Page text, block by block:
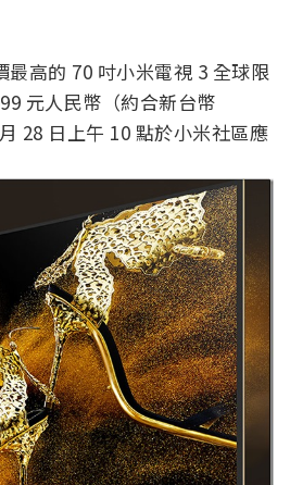
最高的 70 吋小米電視 3 全球限
元人民幣（約合新台幣
28 日上午 10 點於小米社區應